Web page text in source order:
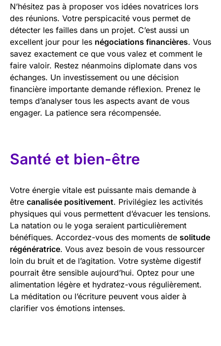
N’hésitez pas à proposer vos idées novatrices lors
des réunions. Votre perspicacité vous permet de
détecter les failles dans un projet. C’est aussi un
excellent jour pour les négociations financières. Vous
savez exactement ce que vous valez et comment le
faire valoir. Restez néanmoins diplomate dans vos
échanges. Un investissement ou une décision
financière importante demande réflexion. Prenez le
temps d’analyser tous les aspects avant de vous
engager. La patience sera récompensée.
Santé et bien-être
Votre énergie vitale est puissante mais demande à
être canalisée positivement. Privilégiez les activités
physiques qui vous permettent d’évacuer les tensions.
La natation ou le yoga seraient particulièrement
bénéfiques. Accordez-vous des moments de solitude
régénératrice. Vous avez besoin de vous ressourcer
loin du bruit et de l’agitation. Votre système digestif
pourrait être sensible aujourd’hui. Optez pour une
alimentation légère et hydratez-vous régulièrement.
La méditation ou l’écriture peuvent vous aider à
clarifier vos émotions intenses.